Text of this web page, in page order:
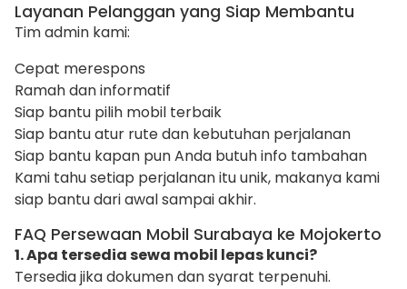
Layanan Pelanggan yang Siap Membantu
Tim admin kami:
Cepat merespons
Ramah dan informatif
Siap bantu pilih mobil terbaik
Siap bantu atur rute dan kebutuhan perjalanan
Siap bantu kapan pun Anda butuh info tambahan
Kami tahu setiap perjalanan itu unik, makanya kami
siap bantu dari awal sampai akhir.
FAQ Persewaan Mobil Surabaya ke Mojokerto
1. Apa tersedia sewa mobil lepas kunci?
Tersedia jika dokumen dan syarat terpenuhi.